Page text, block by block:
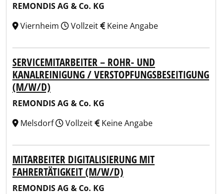
REMONDIS AG & Co. KG
Viernheim
Vollzeit Keine Angabe
SERVICEMITARBEITER – ROHR- UND
KANALREINIGUNG / VERSTOPFUNGSBESEITIGUNG
(M/W/D)
REMONDIS AG & Co. KG
Melsdorf
Vollzeit Keine Angabe
MITARBEITER DIGITALISIERUNG MIT
FAHRERTÄTIGKEIT (M/W/D)
REMONDIS AG & Co. KG